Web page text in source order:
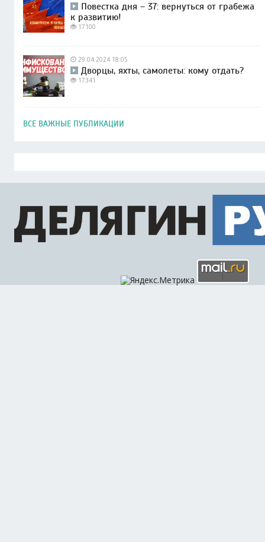
Повестка дня – 37: вернуться от грабежа
к развитию!
17100
29.04.2024 18:05
Дворцы, яхты, самолеты: кому отдать?
17341
ВСЕ ВАЖНЫЕ ПУБЛИКАЦИИ